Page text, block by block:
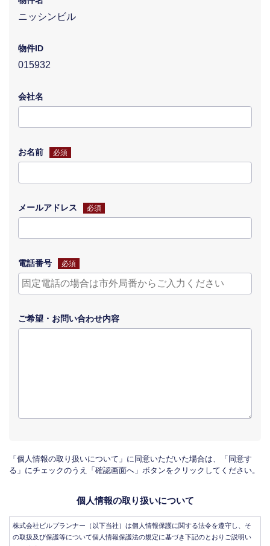
ニッシンビル
物件ID
015932
会社名
お名前 必須
メールアドレス 必須
電話番号 必須
ご希望・ お問い合わせ内容
「個人情報の取り扱いについて」に同意いただいた場合は、「同意す
る」にチェックのうえ「確認画面へ」ボタンをクリックしてください。
個人情報の取り扱いについて
株式会社ビルプランナー（以下当社）は個人情報保護に関する法令を遵守し、そ
の取扱及び保護等について個人情報保護法の規定に基づき下記のとおりご説明い